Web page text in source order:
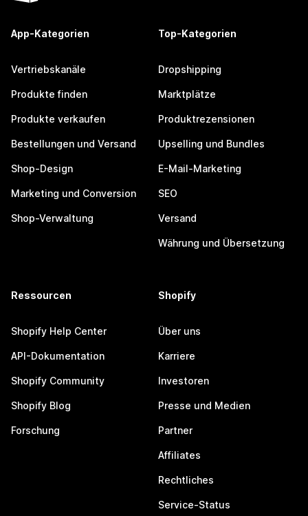
App-Kategorien
Vertriebskanäle
Produkte finden
Produkte verkaufen
Bestellungen und Versand
Shop-Design
Marketing und Conversion
Shop-Verwaltung
Top-Kategorien
Dropshipping
Marktplätze
Produktrezensionen
Upselling und Bundles
E-Mail-Marketing
SEO
Versand
Währung und Übersetzung
Ressourcen
Shopify Help Center
API-Dokumentation
Shopify Community
Shopify Blog
Forschung
Shopify
Über uns
Karriere
Investoren
Presse und Medien
Partner
Affiliates
Rechtliches
Service-Status